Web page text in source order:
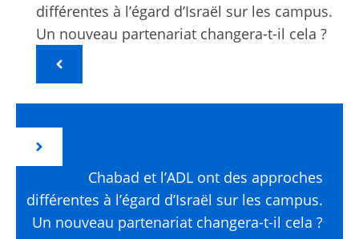
différentes à l’égard d’Israël sur les campus.
Un nouveau partenariat changera-t-il cela ?
Chabad et l’ADL ont des approches
différentes à l’égard d’Israël sur les campus.
Un nouveau partenariat changera-t-il cela ?